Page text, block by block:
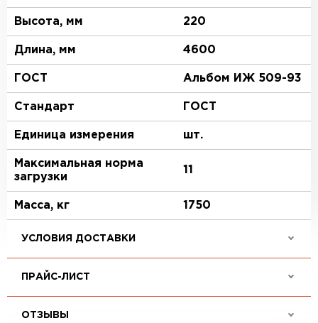
Высота, мм 220
Длина, мм 4600
ГОСТ Альбом ИЖ 509-93
Стандарт ГОСТ
Единица измерения шт.
Максимальная норма
загрузки
11
Масса, кг 1750
УСЛОВИЯ ДОСТАВКИ
ПРАЙС-ЛИСТ
ОТЗЫВЫ